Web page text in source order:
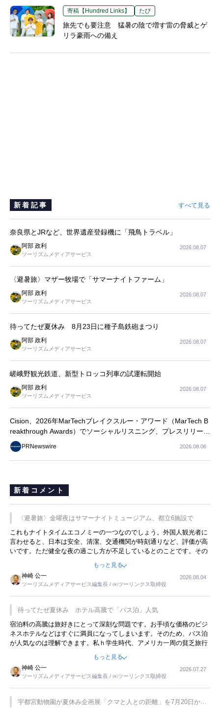
寄稿【Hundred Links】 たび
旅先でも要注意 猛暑の陰で増す雷の脅威とゲ
リラ豪雨への備え
新着記事 すべて見る
奈良県とJRなど、世界遺産登録機に「飛鳥トラベル」
阿部 政利
ツーリズムメディアサービス
2026.08.07
〈避暑旅〉マザー牧場で「サマーナイトファーム」
阿部 政利
ツーリズムメディアサービス
2026.08.07
待ってたぜ夏休み 8月23日に種子島鉄砲まつり
阿部 政利
ツーリズムメディアサービス
2026.08.07
嵯峨野観光鉄道、新型トロッコ列車の試運転開始
阿部 政利
ツーリズムメディアサービス
2026.08.07
Cision、2026年MarTechブレイクスルー・アワード（MarTech B
reakthrough Awards）でソーシャルリスニング、プレスリリース
配信、AEOの3部門を受賞
PRNewswire 2026.08.06
新着コメント
〈避暑旅〉金曜夜はサマーナイトミュージアム、都立6施設で
これもナイトタイムエコノミーの一つなのでしょう。外国人観光者に
言わせると、日本は安全、清潔、交通機関が時刻通りなど、評価が高
いです。ただ健全な夜の過ごし方が不足しているとのことです。その
ような意味で、金曜夜にこのようなイベントが行われれば、日本人に
限らず外国人にとっても楽しみが増えるでしょうね。
もっと見る
神崎 公一
ツーリズムメディアサービス編集長 / ㈱ツーリンクス取締役
2026.08.04
待ってたぜ夏休み ホテル高騰で「バス泊」人気
宿泊料の高騰は旅好きにとって深刻な問題です。お手頃な価格のビジ
ネスホテルなどはすぐに満員になってしまいます。そのため、バス泊
が人気なのは理解できます。私ｈ学生時代、アメリカ一周の貧乏旅行
をした時は、移動はグレイハウンドバスでした。夕方から夜の便を利
用してホテル代を浮かせていました。ただし、若いからできたことで
す。若い人が夜行バスで京都に行った、青森に行ったと聞くと、疲れ
が残らないのかなと思ってしまいます。
もっと見る
神崎 公一
ツーリズムメディアサービス編集長 / ㈱ツーリンクス取締役
2026.07.27
宇都宮動物園が夏休み企画展「クマと人との距離」を7月20日から